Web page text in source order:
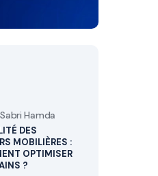
Hamda
DES
MOBILIÈRES :
OPTIMISER
?